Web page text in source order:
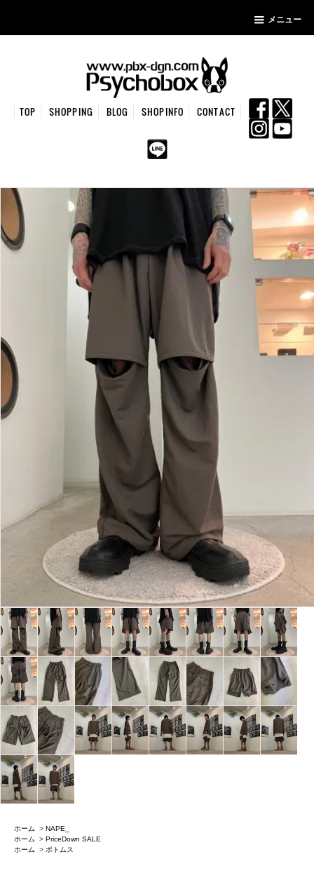
メニュー
TOP SHOPPING BLOG SHOPINFO CONTACT
ホーム > NAPE_
ホーム
> PriceDown SALE
ホーム
> ボトムス